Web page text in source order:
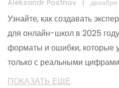
Aleksandr Postnov | декабря
Узнайте, как создавать
для онлайн-школ в 2025
форматы и ошибки, которые
только с реальными
ПОКАЗАТЬ ЕЩЕ